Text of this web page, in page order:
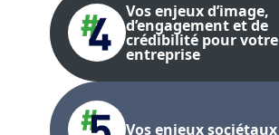
Vos enjeux d’image,
d’engagement et de
crédibilité pour votre
entreprise
Vos enjeux sociétaux